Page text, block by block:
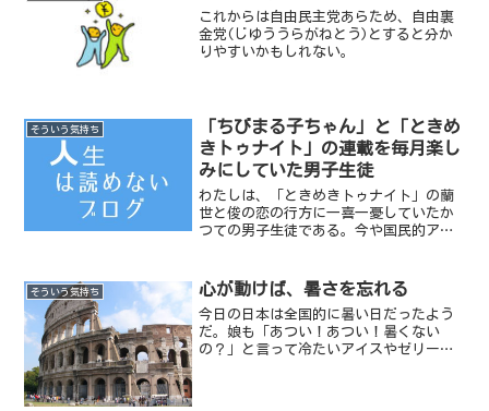
これからは自由民主党あらため、自由裏
金党(じゆううらがねとう)とすると分か
りやすいかもしれない。
そういう気持ち
「ちびまる子ちゃん」と「ときめ
きトゥナイト」の連載を毎月楽し
みにしていた男子生徒
わたしは、「ときめきトゥナイト」の蘭
世と俊の恋の行方に一喜一憂していたか
つての男子生徒である。今や国民的アニ
ているかつての男子生徒でもある。
そういう気持ち 心が動けば、暑さを忘れる
今日の日本は全国的に暑い日だったよう
だ。娘も「あつい！あつい！暑くない
の？」と言って冷たいアイスやゼリーを